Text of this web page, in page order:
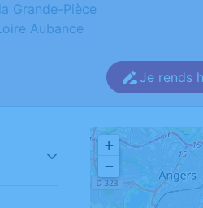
Grande-Pièce
Aubance
Je rends
+
−